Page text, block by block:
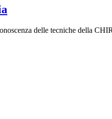
delle tecniche della